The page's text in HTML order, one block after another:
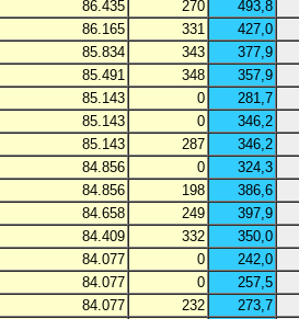
86.435 270
493,8
86.165 331
427,0
85.834 343
377,9
85.491 348
357,9
85.143 0
281,7
85.143 0
346,2
85.143 287
346,2
84.856 0
324,3
84.856 198
386,6
84.658 249
397,9
84.409 332
350,0
84.077 0
242,0
84.077 0
257,5
84.077 232
273,7